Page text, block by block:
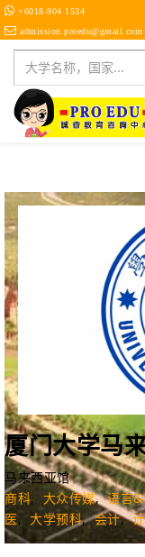
+6018-904 1534
admission.proedu@gmail.com
厦门大学马
马来西亚馆
商科, 大众传媒,语言
医, 大学预科,会计,